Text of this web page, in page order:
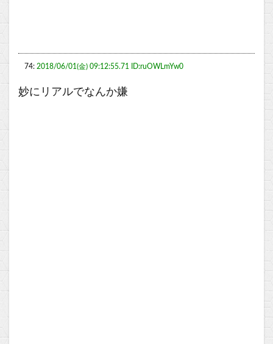
74: 2018/06/01(金) 09:12:55.71 ID:ruOWLmYw0
妙にリアルでなんか嫌